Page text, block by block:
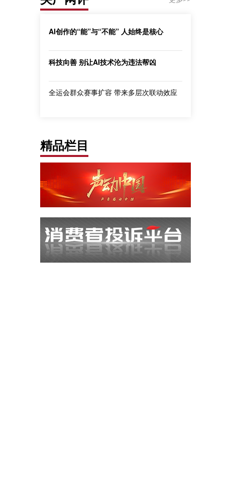
AI创作的“能”与“不能” 人始终是核心
科技向善 别让AI技术沦为违法帮凶
全运会群众赛事扩容 带来多层次联动效应
精品栏目